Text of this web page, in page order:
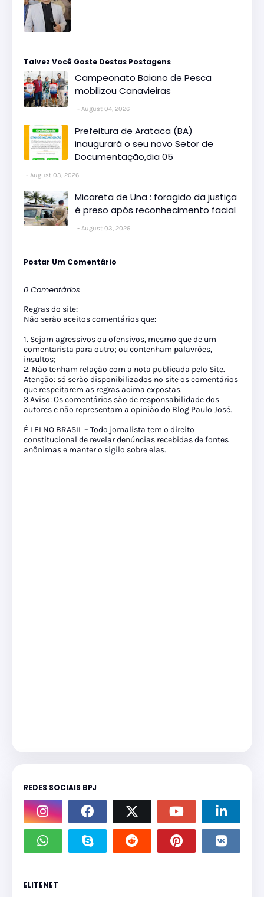
Talvez Você Goste Destas Postagens
Campeonato Baiano de Pesca
mobilizou Canavieiras
August 04, 2026
Prefeitura de Arataca (BA)
inaugurará o seu novo Setor de
Documentação,dia 05
August 03, 2026
Micareta de Una : foragido da justiça
é preso após reconhecimento facial
August 03, 2026
Postar Um Comentário
0 Comentários
Regras do site:
Não serão aceitos comentários que:
1. Sejam agressivos ou ofensivos, mesmo que de um
comentarista para outro; ou contenham palavrões,
insultos;
2. Não tenham relação com a nota publicada pelo Site.
Atenção: só serão disponibilizados no site os comentários
que respeitarem as regras acima expostas.
3.Aviso: Os comentários são de responsabilidade dos
autores e não representam a opinião do Blog Paulo José.
É LEI NO BRASIL – Todo jornalista tem o direito
constitucional de revelar denúncias recebidas de fontes
anônimas e manter o sigilo sobre elas.
REDES SOCIAIS BPJ
ELITENET